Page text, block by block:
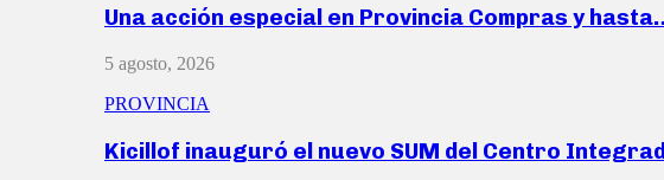
Una acción especial en Provincia Compras y
5 agosto, 2026
PROVINCIA
Kicillof inauguró el nuevo SUM del Centro